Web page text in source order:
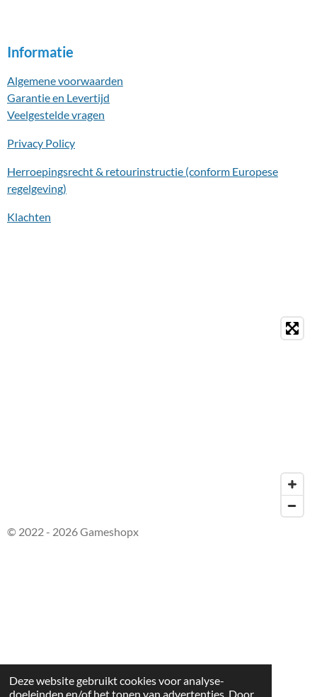
Deze website gebruikt cookies voor analyse-
doeleinden en/of het tonen van advertenties. Door
Informatie
Algemene voorwaarden
Garantie en Levertijd
Veelgestelde vragen
Privacy Policy
Herroepingsrecht & retourinstructie (conform Europese
regelgeving)
Klachten
© 2022 - 2026 Gameshopx